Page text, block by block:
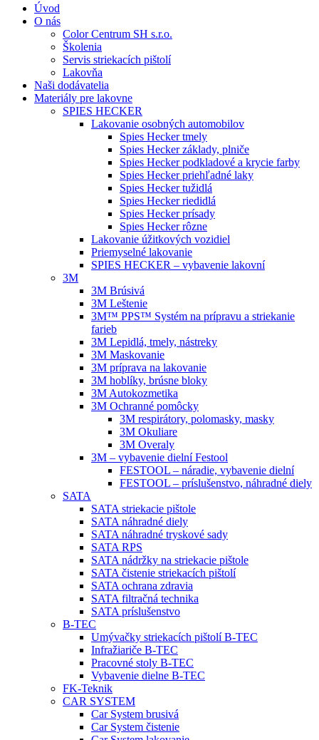
Úvod
O nás
Color Centrum SH s.r.o.
Školenia
Servis striekacích pištolí
Lakovňa
Naši dodávatelia
Materiály pre lakovne
SPIES HECKER
Lakovanie osobných automobilov
Spies Hecker tmely
Spies Hecker základy, plniče
Spies Hecker podkladové a krycie farby
Spies Hecker priehľadné laky
Spies Hecker tužidlá
Spies Hecker riedidlá
Spies Hecker prísady
Spies Hecker rôzne
Lakovanie úžitkových vozidiel
Priemyselné lakovanie
SPIES HECKER – vybavenie lakovní
3M
3M Brúsivá
3M Leštenie
3M™ PPS™ Systém na prípravu a striekanie
farieb
3M Lepidlá, tmely, nástreky
3M Maskovanie
3M príprava na lakovanie
3M hoblíky, brúsne bloky
3M Autokozmetika
3M Ochranné pomôcky
3M respirátory, polomasky, masky
3M Okuliare
3M Overaly
3M – vybavenie dielní Festool
FESTOOL – náradie, vybavenie dielní
FESTOOL – príslušenstvo, náhradné diely
SATA
SATA striekacie pištole
SATA náhradné diely
SATA náhradné tryskové sady
SATA RPS
SATA nádržky na striekacie pištole
SATA čistenie striekacích pištolí
SATA ochrana zdravia
SATA filtračná technika
SATA príslušenstvo
B-TEC
Umývačky striekacích pištolí B-TEC
Infražiariče B-TEC
Pracovné stoly B-TEC
Vybavenie dielne B-TEC
FK-Teknik
CAR SYSTEM
Car System brusivá
Car System čistenie